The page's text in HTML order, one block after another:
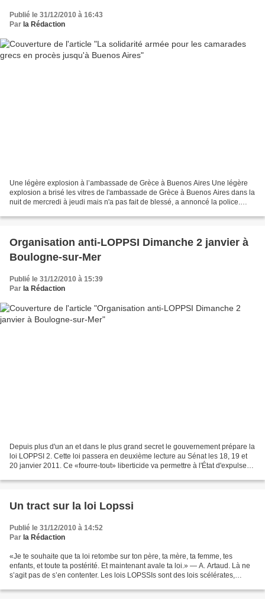
Publié le 31/12/2010 à 16:43
Par la Rédaction
Une légère explosion à l’ambassade de Grèce à Buenos Aires Une légère
explosion a brisé les vitres de l'ambassade de Grèce à Buenos Aires dans la
nuit de mercredi à jeudi mais n'a pas fait de blessé, a annoncé la police.
Organisation anti-LOPPSI Dimanche 2 janvier à
Boulogne-sur-Mer
Publié le 31/12/2010 à 15:39
Par la Rédaction
Depuis plus d'un an et dans le plus grand secret le gouvernement prépare la
loi LOPPSI 2. Cette loi passera en deuxième lecture au Sénat les 18, 19 et
20 janvier 2011. Ce «fourre-tout» liberticide va permettre à l'État d'expulser
Un tract sur la loi Lopssi
Publié le 31/12/2010 à 14:52
Par la Rédaction
«Je te souhaite que ta loi retombe sur ton père, ta mère, ta femme, tes
enfants, et toute ta postérité. Et maintenant avale ta loi.» — A. Artaud. Là ne
s’agit pas de s’en contenter. Les lois LOPSSIs sont des lois scélérates,